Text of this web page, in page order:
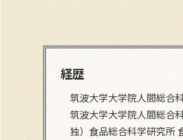
経歴
筑波大学大学院人間総合
筑波大学大学院人間総合
独）食品総合科学研究所